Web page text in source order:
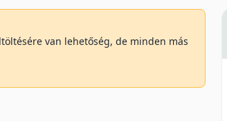
van lehetőség, de minden más